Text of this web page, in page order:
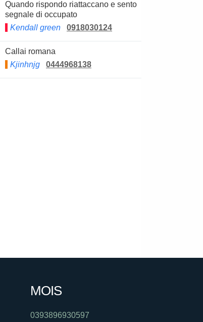
Quando rispondo riattaccano e sento
segnale di occupato
Kendall green
0918030124
Callai romana
Kjinhnjg
0444968138
MOIS
0393896930597